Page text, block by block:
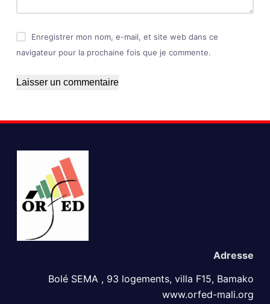
Enregistrer mon nom, e-mail, et site web dans ce
navigateur pour la prochaine fois que je commente.
Laisser un commentaire
Adress​e
Bolé SEMA , 93 logements, villa F15, Bamako
www.orfed-mali.org